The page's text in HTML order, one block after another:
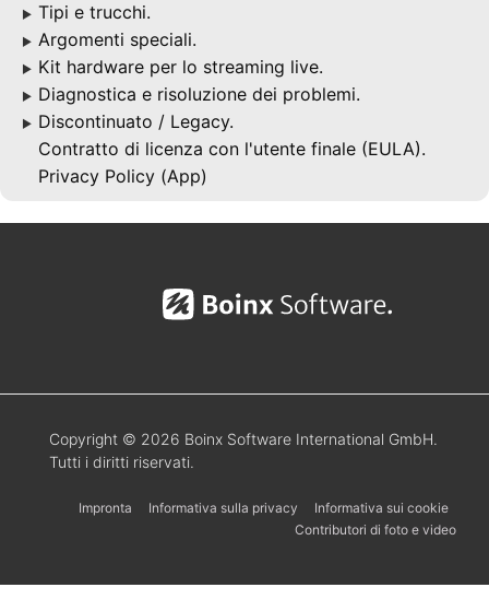
▶ Tipi e trucchi.
▶ Argomenti speciali.
▶ Kit hardware per lo streaming live.
▶ Diagnostica e risoluzione dei problemi.
▶ Discontinuato / Legacy.
Contratto di licenza con l'utente finale (EULA).
Privacy Policy (App)
Copyright © 2026 Boinx Software International GmbH.
Tutti i diritti riservati.
Impronta Informativa sulla privacy
Informativa sui cookie
Contributori di foto e video